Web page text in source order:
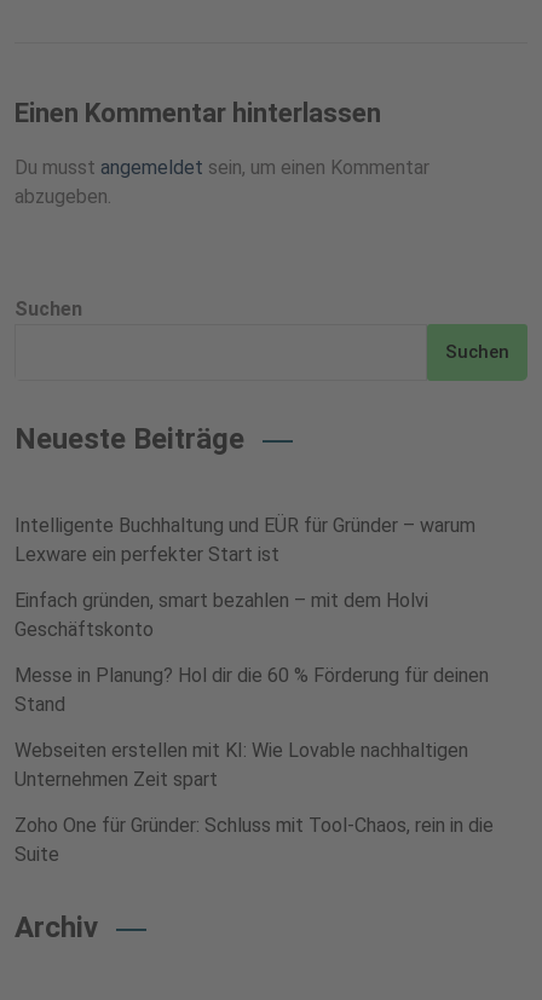
Einen Kommentar hinterlassen
Du musst angemeldet sein, um einen Kommentar
abzugeben.
Suchen
Suchen
Neueste Beiträge
Intelligente Buchhaltung und EÜR für Gründer – warum
Lexware ein perfekter Start ist
Einfach gründen, smart bezahlen – mit dem Holvi
Geschäftskonto
Messe in Planung? Hol dir die 60 % Förderung für deinen
Stand
Webseiten erstellen mit KI: Wie Lovable nachhaltigen
Unternehmen Zeit spart
Zoho One für Gründer: Schluss mit Tool-Chaos, rein in die
Suite
Archiv